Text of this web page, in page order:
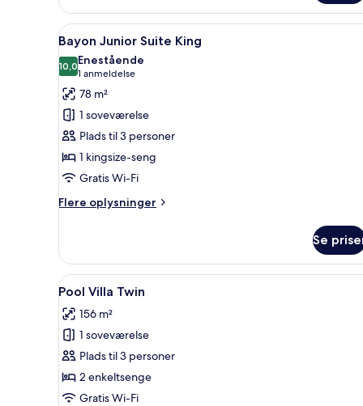
Superior
Twin
Indlæs
alle
billeder
af
Bayon
Junior
Suite
King
Et hotelværelse med en
8
Bayon Junior Suite King
10,010,0 ud af 10
Enestående
1 anmeldelse
(1
anmeldelse)
78 m²
1 soveværelse
Plads til 3 personer
1 kingsize-seng
Gratis Wi-Fi
Flere oplysninger
Flere
Junior
Suite
King
Se
Indlæs
alle
billeder
af
Pool
Villa
Twin
Et moderne hotelværelse
7
Pool Villa Twin
156 m²
1 soveværelse
Plads til 3 personer
2 enkeltsenge
Gratis Wi-Fi